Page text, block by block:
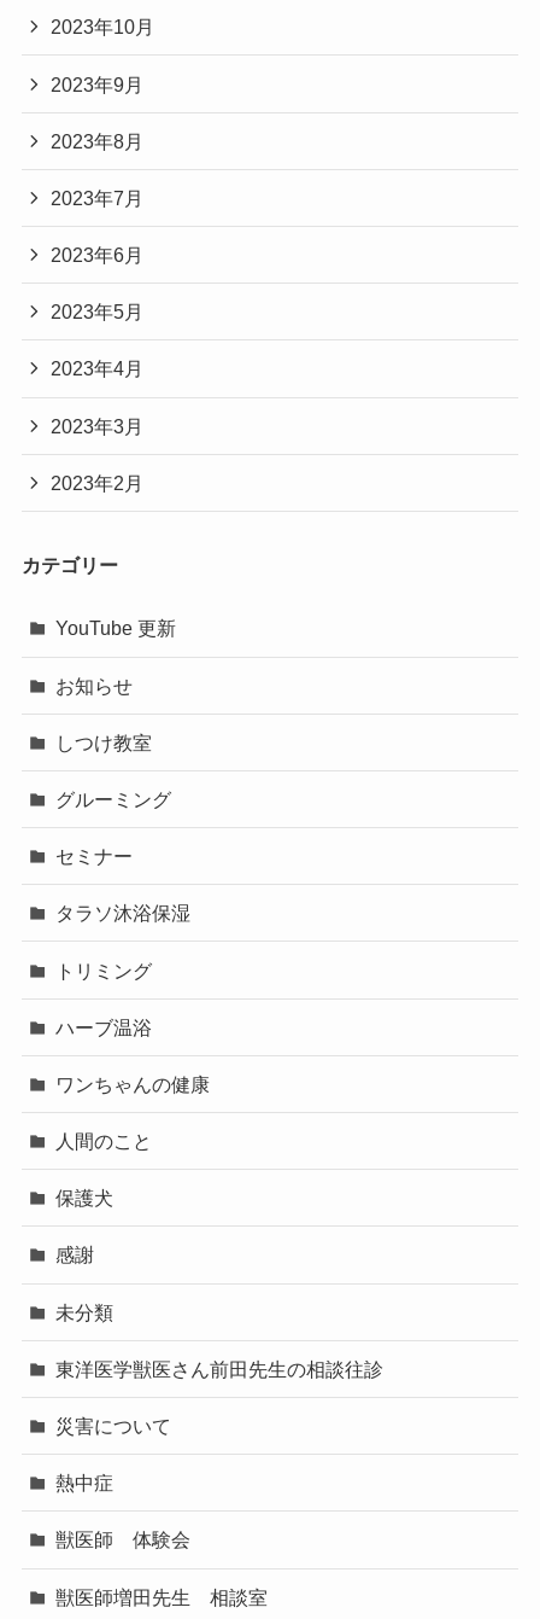
2023年10月
2023年9月
2023年8月
2023年7月
2023年6月
2023年5月
2023年4月
2023年3月
2023年2月
カテゴリー
YouTube 更新
お知らせ
しつけ教室
グルーミング
セミナー
タラソ沐浴保湿
トリミング
ハーブ温浴
ワンちゃんの健康
人間のこと
保護犬
感謝
未分類
東洋医学獣医さん前田先生の相談往診
災害について
熱中症
獣医師 体験会
獣医師増田先生 相談室